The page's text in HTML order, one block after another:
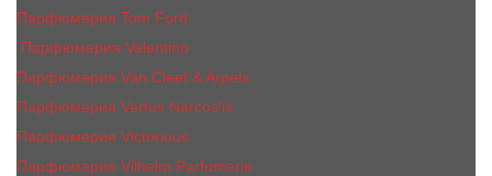
Парфюмерия Tom Ford
Парфюмерия Valentino
Парфюмерия Van Cleef & Arpels
Парфюмерия Vertus Narcos'is
Парфюмерия Victorious
Парфюмерия Vilhelm Parfumerie